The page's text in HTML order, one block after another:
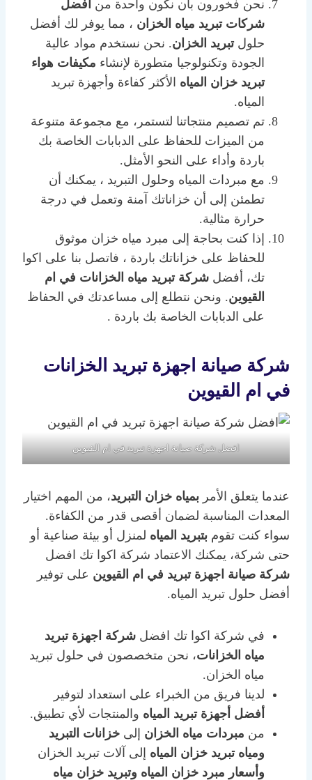
نحن فخورون بأن نكون واحدة من أفضل
شركات تبريد مياه الخزان ، مما يوفر لك أفضل
حلولتبريد الخزان. نحن نستخدم مواد عالية
الجودة وتكنولوجيا متطورة لإنشاء مكيفات هواء
تبريد خزان المياه الأكثر كفاءة وأجهزة تبريد
المياه.
تم تصميم منتجاتنا لتستمر، مع مجموعة متنوعة
من الميزات للحفاظ على الدبابات الخاصة بك
باردة وأداء على النحو الأمثل.
مع مبردات المياه وحلول التبريد ، يمكنك أن
تطمئن إلى أن خزاناتك آمنة وتعمل في درجة
حرارة مثالية.
إذا كنت بحاجة إلى مبرد مياه خزان موثوق
للحفاظ على خزاناتك باردة ، فاتصل بنا على اكوا
تك، أفضل شركة تبريد مياه الخزانات في ام
القيوين. ونحن نتطلع إلى مساعدتك في الحفاظ
على الدبابات الخاصة بك باردة .
شركة صيانة اجهزة تبريد الخزانات
في ام القيوين
افضل شركة صيانة اجهزة تبريد في ام القيوين
عندما يتعلق الأمر بمياه خزان التبريد، من المهم اختيار
المعدات المناسبة لضمان أقصى قدر من الكفاءة.
سواء كنت تقوم بتبريد المياه لمنزل أو بيئة صناعية أو
حتى شركة، يمكنك الاعتماد شركة اكوا تك افضل
شركة صيانة اجهزة تبريد في ام القيوين على توفير
أفضل حلول تبريد المياه.
في شركة اكوا تك افضل شركة اجهزة تبريد
مياه الخزانات، نحن متخصصون في حلول تبريد
مياه الخزان.
لدينا فريق من الخبراء على استعداد لتوفير
أفضل أجهزة تبريد المياه والمنتجات لأي تطبيق.
من مبردات مياه الخزان إلى خزانات التبريد
ومياه تبريد خزان المياه إلى آلات تبريد الخزان
وأسعار مبرد خزان المياه وتبريد خزان مياه